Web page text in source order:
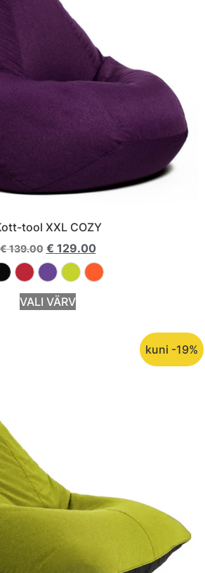
tool XXL COZY
€139.00 € 129.00
VALI VÄRV
kuni -19%